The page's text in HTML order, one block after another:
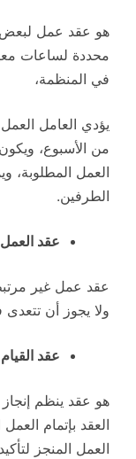
هو عقد عمل لبعض
محددة لساعات
في المنظمة،
يؤدي العامل
من الأسبوع،
العمل المطلوبة،
الطرفين.
عقد
عقد عمل غير
ولا يجوز أن تتعدى فترة
عقد
هو عقد ينظم
العقد بإتمام
العمل المنجز